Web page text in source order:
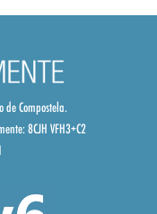
Compostela.
8CJH VFH3+C2